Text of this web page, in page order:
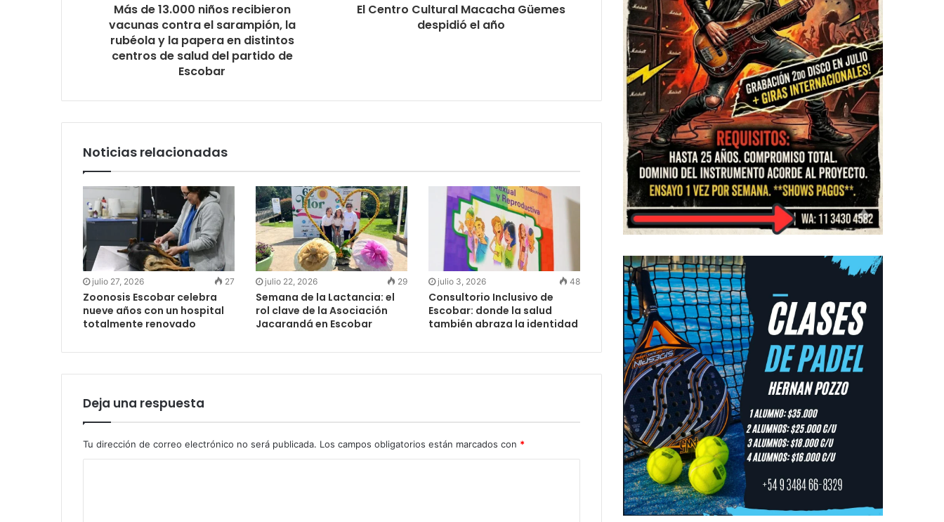
Más de 13.000 niños recibieron
vacunas contra el sarampión, la
rubéola y la papera en distintos
centros de salud del partido de
Escobar
El Centro Cultural Macacha Güemes
despidió el año
Noticias relacionadas
julio 27, 2026 27
Zoonosis Escobar celebra
nueve años con un hospital
totalmente renovado
julio 22, 2026 29
Semana de la Lactancia: el
rol clave de la Asociación
Jacarandá en Escobar
julio 3, 2026 48
Consultorio Inclusivo de
Escobar: donde la salud
también abraza la identidad
Deja una respuesta
Tu dirección de correo electrónico no será publicada. Los campos obligatorios están marcados con *